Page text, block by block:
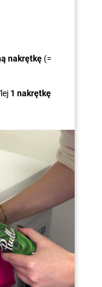
nakrętkę(=
1 nakrętkę